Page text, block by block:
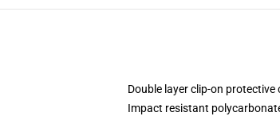
Double layer clip-on
Impact resistant